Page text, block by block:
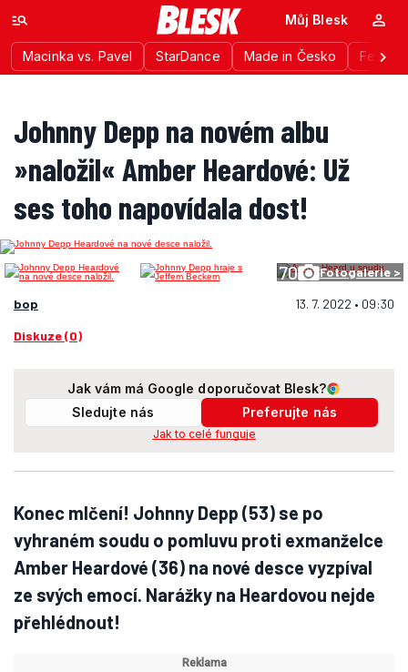
Macinka vs. Pavel StarDance Made in Česko
Můj Blesk
Johnny Depp na novém albu
»naložil« Amber Heardové: Už
ses toho napovídala dost!
70 Fotogalerie >
bop 13. 7. 2022 • 09:30
Diskuze (0)
Jak vám má Google doporučovat Blesk?
Sledujte nás
Preferujte nás
Jak to celé funguje
Konec mlčení! Johnny Depp (53) se po
vyhraném soudu o pomluvu proti exmanželce
Amber Heardové (36) na nové desce vyzpíval
ze svých emocí. Narážky na Heardovou nejde
přehlédnout!